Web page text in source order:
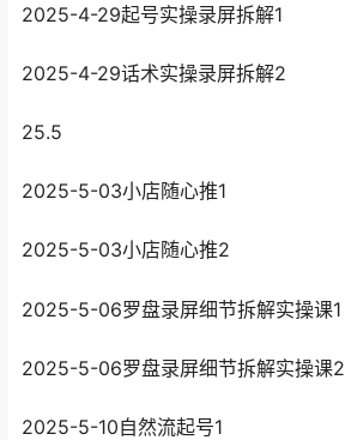
2025-4-29起号实操录屏拆解1
2025-4-29话术实操录屏拆解2
25.5
2025-5-03小店随心推1
2025-5-03小店随心推2
2025-5-06罗盘录屏细节拆解实操课1
2025-5-06罗盘录屏细节拆解实操课2
2025-5-10自然流起号1